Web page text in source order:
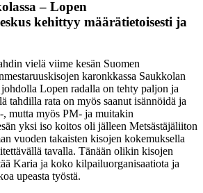
– Lopen
kehittyy määrätietoisesti ja
vielä viime kesän Suomen
karonkkassa Saukkolan
Lopen radalla on tehty paljon ja
tahdilla rata on myös saanut isännöidä ja
, mutta myös PM- ja muitakin
yksi iso koitos oli jälleen Metsästäjäliiton
vuoden takaisten kisojen kokemuksella
tavalla. Tänään olikin kisojen
Karia ja koko kilpailuorganisaatiota ja
upeasta työstä.